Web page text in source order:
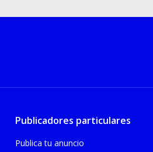
Publicadores particulares
Publica tu anuncio